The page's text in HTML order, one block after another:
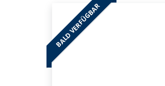
BALD VERFÜGBAR